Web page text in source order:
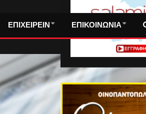
ΕΠΙΧΕΙΡΕΙΝ ΕΠΙΚΟΙΝΩΝΙΑ